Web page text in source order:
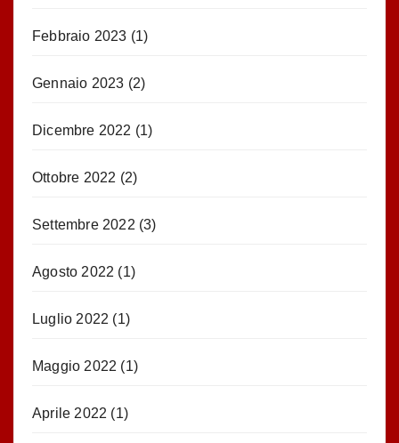
Febbraio 2023 (1)
Gennaio 2023 (2)
Dicembre 2022 (1)
Ottobre 2022 (2)
Settembre 2022 (3)
Agosto 2022 (1)
Luglio 2022 (1)
Maggio 2022 (1)
Aprile 2022 (1)